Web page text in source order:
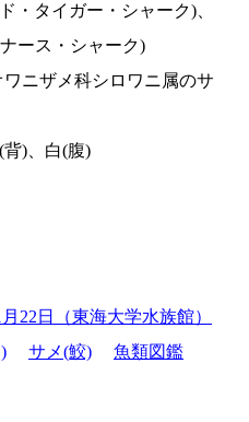
・タイガー・シャーク)、
ース・シャーク)
ニザメ科シロワニ属のサ
)、白(腹)
22日（東海大学水族館）
サメ(鮫)
魚類図鑑